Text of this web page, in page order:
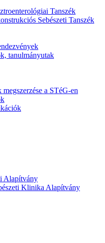
Tanszék
Sebészeti Tanszék
tanulmányutak
a STéG-en
Alapítvány
Klinika Alapítvány